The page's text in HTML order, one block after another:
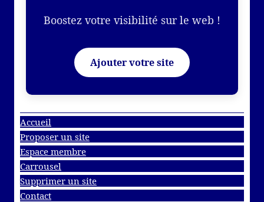
Boostez votre visibilité sur le web !
Ajouter votre site
Accueil
Proposer un site
Espace membre
Carrousel
Supprimer un site
Contact